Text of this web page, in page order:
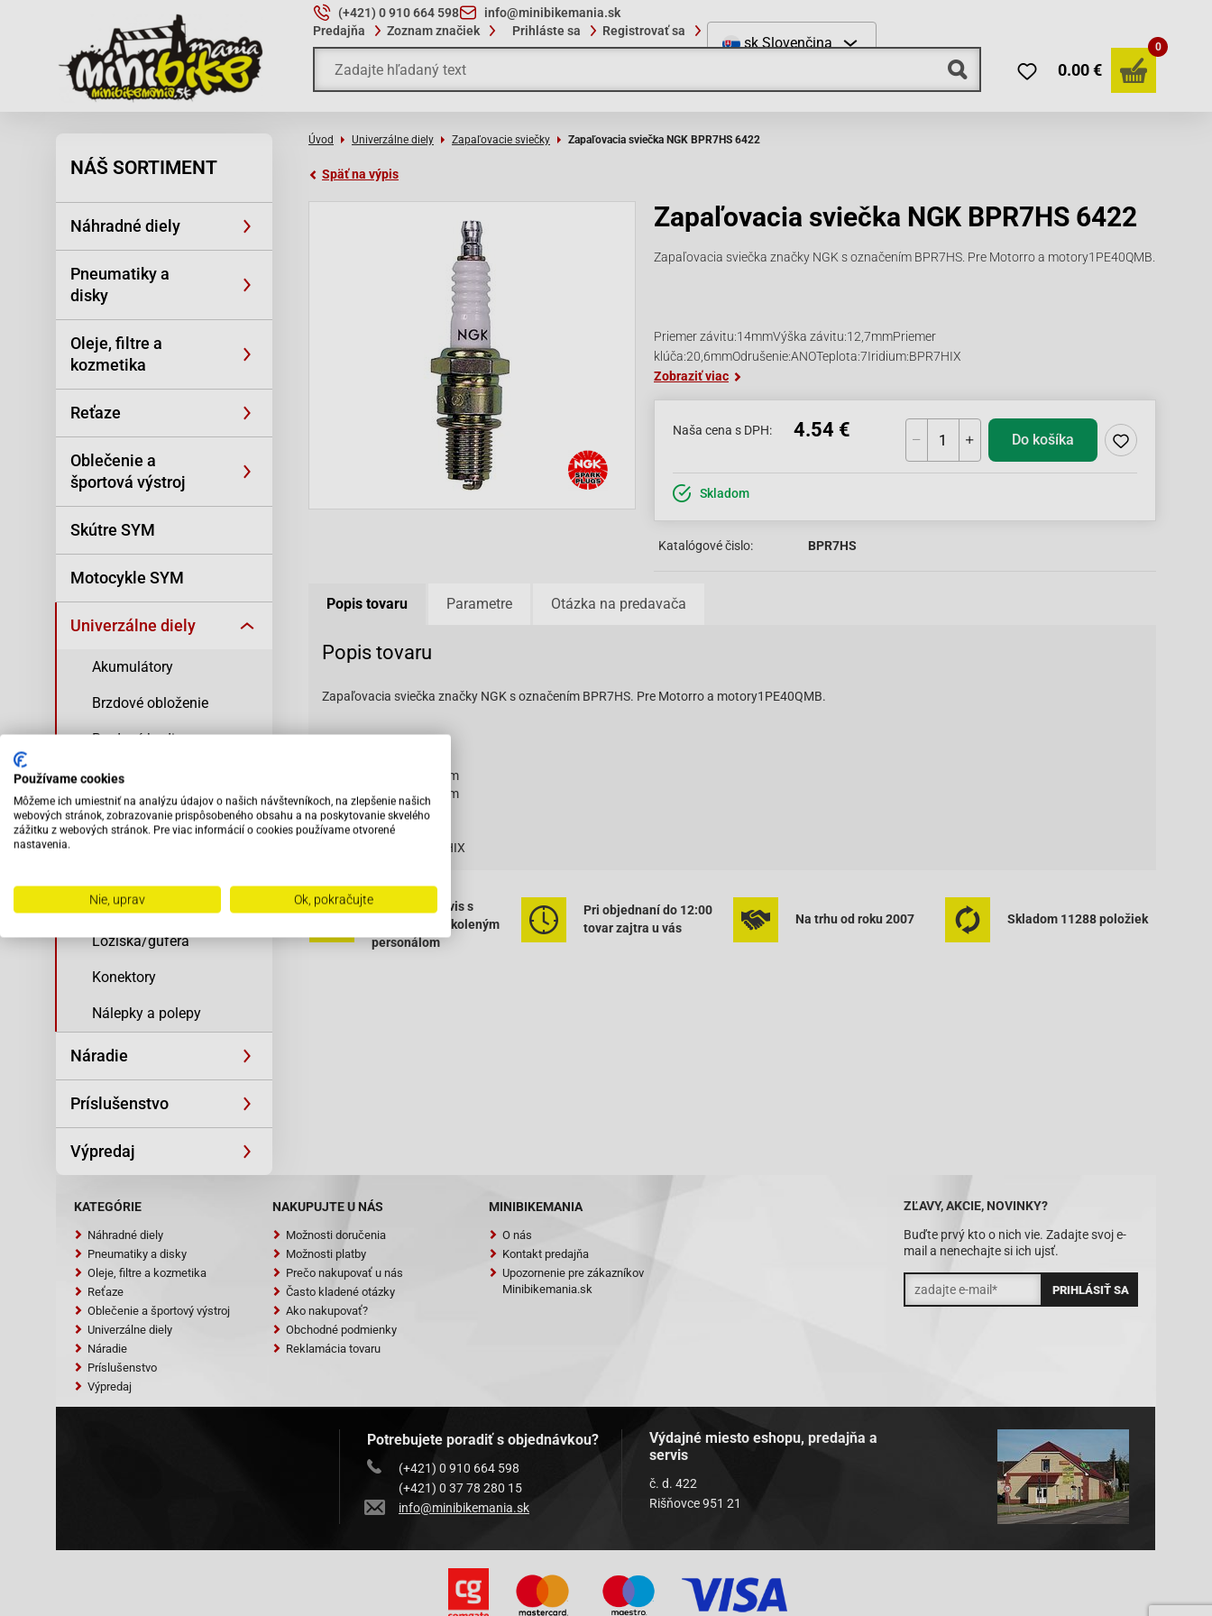
(+421) 0 910 664 598
info@minibikemania.sk
Predajňa
Zoznam značiek Prihláste sa Registrovať sa
sk Slovenčina
0.00 €
0
NÁŠ SORTIMENT
Náhradné diely
Pneumatiky a
disky
Oleje, filtre a
kozmetika
Reťaze
Oblečenie a
športová výstroj
Skútre SYM
Motocykle SYM
Univerzálne diely
Akumulátory
Brzdové obloženie
Brzdové hadice a
Rukoväte ProGrip
Žiarovky
Zapaľovacie sviečky
Ložiská/guferá
Konektory
Nálepky a polepy
Náradie
Príslušenstvo
Výpredaj
Úvod Univerzálne diely Zapaľovacie sviečky Zapaľovacia sviečka NGK BPR7HS 6422
Späť na výpis
Zapaľovacia sviečka NGK BPR7HS 6422
Zapaľovacia sviečka značky NGK s označením BPR7HS. Pre Motorro a motory1PE40QMB.
Priemer závitu:14mmVýška závitu:12,7mmPriemer
klúča:20,6mmOdrušenie:ANOTeplota:7Iridium:BPR7HIX
Zobraziť viac
Naša cena s DPH: 4.54 € Do košíka
Skladom
Katalógové čislo: BPR7HS
Popis tovaru Parametre Otázka na predavača
Popis tovaru
Zapaľovacia sviečka značky NGK s označením BPR7HS. Pre Motorro a motory1PE40QMB.
12,7mm
Priemer klúča:
20,6mm
Odrušenie:
ANO
Teplota:
BPR7HIX
Vybavený servis s
odborným vyškoleným
personálom
Pri objednaní do 12:00
tovar zajtra u vás
Na trhu od roku 2007 Skladom 11288 položiek
ZĽAVY, AKCIE, NOVINKY?
Buďte prvý kto o nich vie. Zadajte svoj e-
mail a nenechajte si ich ujsť.
KATEGÓRIE
Náhradné diely
Pneumatiky a disky
Oleje, filtre a kozmetika
Reťaze
Oblečenie a športový výstroj
Univerzálne diely
Náradie
Príslušenstvo
Výpredaj
NAKUPUJTE U NÁS
Možnosti doručenia
Možnosti platby
Prečo nakupovať u nás
Často kladené otázky
Ako nakupovať?
Obchodné podmienky
Reklamácia tovaru
MINIBIKEMANIA
O nás
Kontakt predajňa
Upozornenie pre zákazníkov
Minibikemania.sk
Potrebujete poradiť s objednávkou?
(+421) 0 910 664 598
(+421) 0 37 78 280 15
info@minibikemania.sk
Výdajné miesto eshopu, predajňa a
servis
č. d. 422
Rišňovce 951 21
Používame cookies
Môžeme ich umiestniť na analýzu údajov o našich návštevníkoch, na zlepšenie našich
webových stránok, zobrazovanie prispôsobeného obsahu a na poskytovanie skvelého
zážitku z webových stránok. Pre viac informácií o cookies používame otvorené
nastavenia.
Nie, uprav Ok, pokračujte